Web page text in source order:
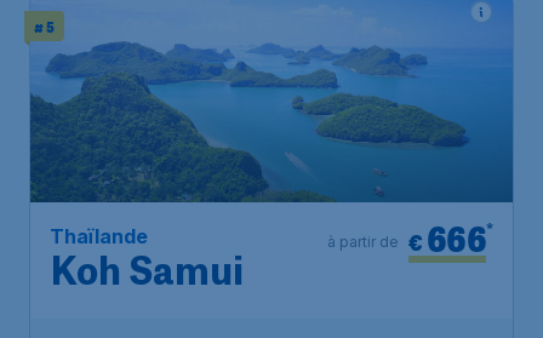
# 5
Thaïlande
Koh Samui
€666
à partir de